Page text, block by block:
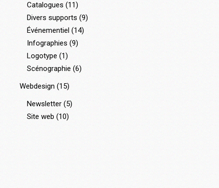
Catalogues (11)
Divers supports (9)
Événementiel (14)
Infographies (9)
Logotype (1)
Scénographie (6)
Webdesign (15)
Newsletter (5)
Site web (10)